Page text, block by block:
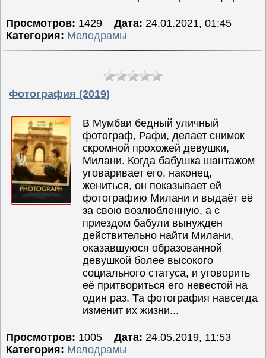
Фантастика
Фэнтези
Ожидаемые
Просмотров: 1429 Дата: 24.01.2021, 01:45
Категория: Мелодрамы
Фотография (2019)
В Мумбаи бедный уличный
фотограф, Рафи, делает снимок
скромной прохожей девушки,
Милани. Когда бабушка шантажом
уговаривает его, наконец,
жениться, он показывает ей
фотографию Милани и выдаёт её
за свою возлюбленную, а с
приездом бабули вынужден
действительно найти Милани,
оказавшуюся образованной
девушкой более высокого
социального статуса, и уговорить
её притвориться его невестой на
один раз. Та фотография навсегда
изменит их жизни...
Просмотров: 1005 Дата: 24.05.2019, 11:53
Категория: Мелодрамы